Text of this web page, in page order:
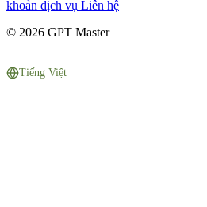
khoản dịch vụ Liên hệ
© 2026 GPT Master
Tiếng Việt